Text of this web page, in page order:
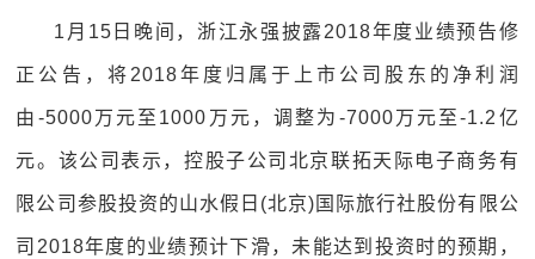
1月15日晚间，浙江永强披露2018年度业绩预告修
正公告，将2018年度归属于上市公司股东的净利润
由-5000万元至1000万元，调整为-7000万元至-1.2亿
元。该公司表示，控股子公司北京联拓天际电子商务有
限公司参股投资的山水假日(北京)国际旅行社股份有限公
司2018年度的业绩预计下滑，未能达到投资时的预期，